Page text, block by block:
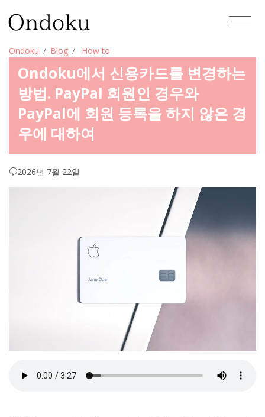
Ondoku Blog How to
Ondoku에서 신용카드를 변경하는
방법. PayPal 회원인 경우와
PayPal에 회원 등록을 하지 않은 경
우에 대하여
2026년 7월 22일